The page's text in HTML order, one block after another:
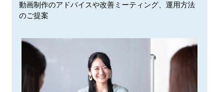
動画制作のアドバイスや改善ミーティング、運用方法
のご提案